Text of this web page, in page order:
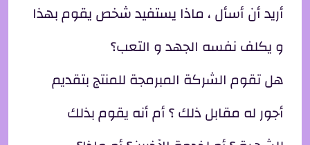
أريد أن أسأل ، ماذا يستفيد شخص يقوم بهذا
و يكلف نفسه الجهد و التعب؟
هل تقوم الشركة المبرمجة للمنتج بتقديم
أجور له مقابل ذلك ؟ أم أنه يقوم بذلك